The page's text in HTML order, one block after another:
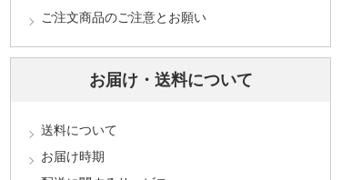
ご注文商品のご注意とお願い
お届け・送料について
送料について
お届け時期